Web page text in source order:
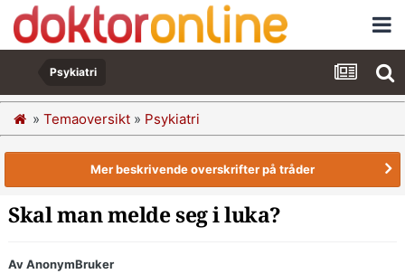
Psykiatri
» Temaoversikt » Psykiatri
Mer beskrivende overskrifter på tråder
Skal man melde seg i luka?
Av AnonymBruker